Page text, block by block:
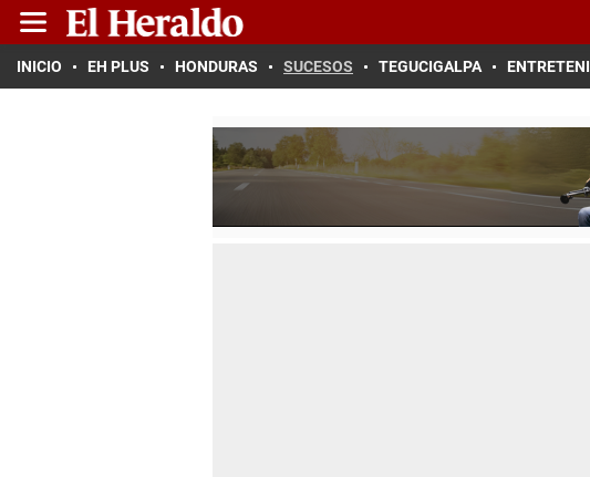
INICIO EH PLUS HONDURAS SUCESOS TEGUCIGALPA